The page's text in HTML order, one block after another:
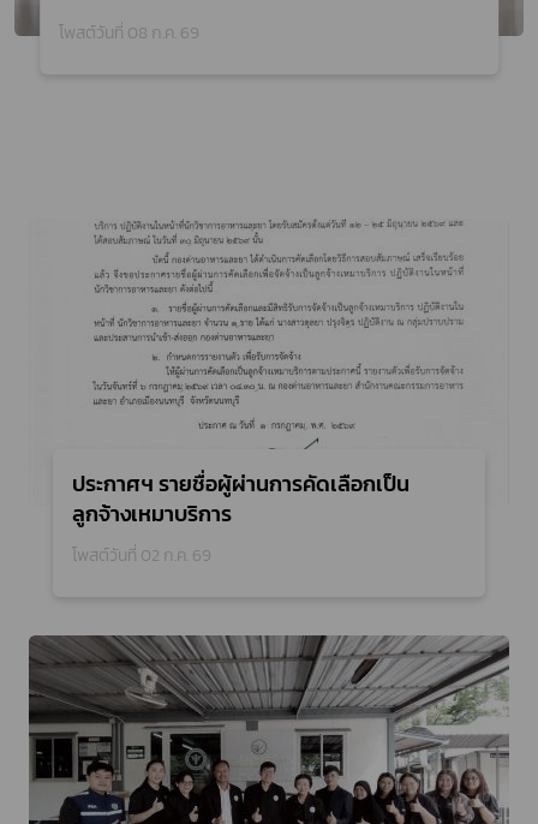
โพสต์วันที่ 08 ก.ค. 69
ประกาศฯ รายชื่อผู้ผ่านการคัดเลือกเป็น
ลูกจ้างเหมาบริการ
โพสต์วันที่ 02 ก.ค. 69